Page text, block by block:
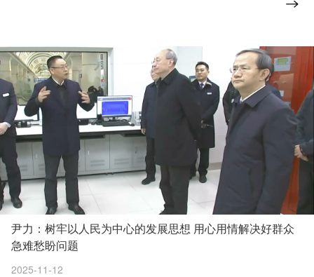
尹力：树牢以人民为中心的发展思想 用心用情解决好群众
急难愁盼问题
2025-11-12